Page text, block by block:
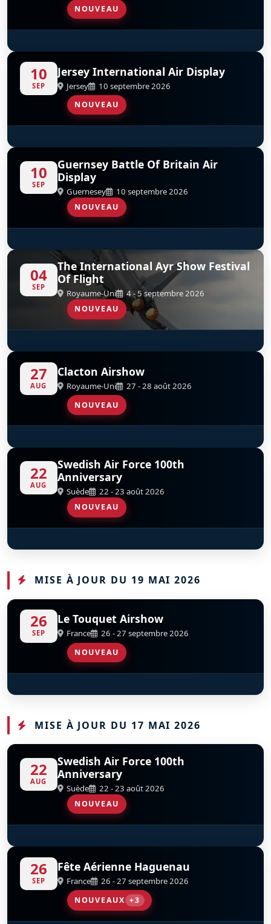
NOUVEAU
D
Red Arrows
10
SEP
Jersey International Air Display
Jersey 10 septembre 2026
NOUVEAU
D
Red Arrows
10
SEP
Guernsey Battle Of Britain Air
Display
Guernesey 10 septembre 2026
NOUVEAU
D
Red Arrows
04
SEP
The International Ayr Show Festival
Of Flight
Royaume-Uni 4 - 5 septembre 2026
NOUVEAU
D
Red Arrows
27
AUG
Clacton Airshow
Royaume-Uni 27 - 28 août 2026
NOUVEAU
D
Red Arrows
22
AUG
Swedish Air Force 100th
Anniversary
Suède 22 - 23 août 2026
NOUVEAU
D
Red Arrows
MISE À JOUR DU 19 MAI 2026
26
SEP
Le Touquet Airshow
France 26 - 27 septembre 2026
NOUVEAU
D
Red Arrows
MISE À JOUR DU 17 MAI 2026
22
AUG
Swedish Air Force 100th
Anniversary
Suède 22 - 23 août 2026
NOUVEAU
S D
F-86 Sabre
26
SEP
Fête Aérienne Haguenau
France 26 - 27 septembre 2026
NOUVEAUX +3